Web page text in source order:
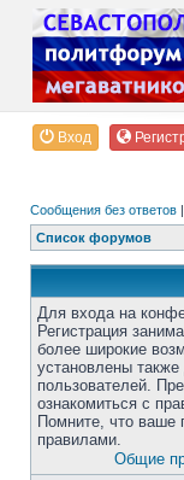
Вход
Сообщения без ответов |
Список форумов
Для входа на
Регистрация
более широкие
установлены
пользователей.
ознакомиться с
Помните, что ваше
правилами.
Общие